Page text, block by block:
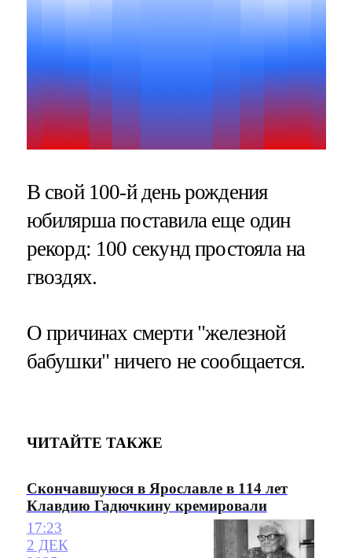
В свой 100-й день рождения
юбилярша поставила еще один
рекорд: 100 секунд простояла на
гвоздях.
О причинах смерти "железной
бабушки" ничего не сообщается.
ЧИТАЙТЕ ТАКЖЕ
Скончавшуюся в Ярославле в 114 лет
Клавдию Гадючкину кремировали
17:23
2 ДЕК